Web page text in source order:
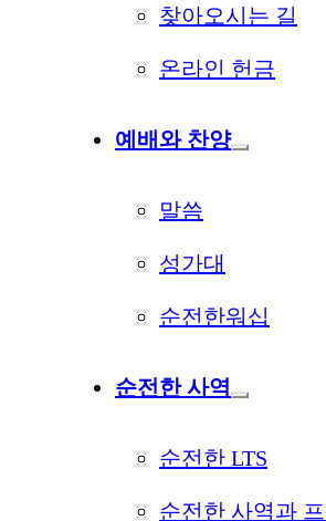
찾아오시는 길
온라인 헌금
예배와 찬양
말씀
성가대
순전한워십
순전한 사역
순전한 LTS
순전한 사역과